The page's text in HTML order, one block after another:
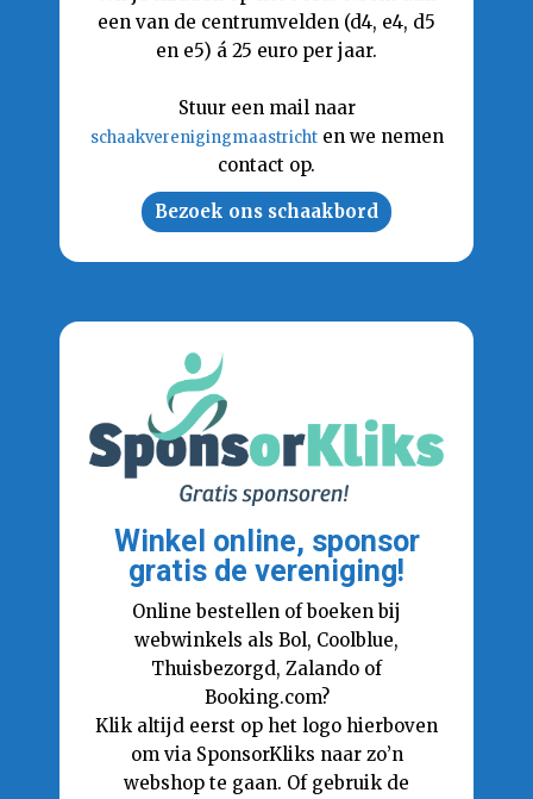
een van de centrumvelden (d4, e4, d5
en e5) á 25 euro per jaar.
Stuur een mail naar
schaakverenigingmaastrichten we nemen
contact op.
Bezoek ons schaakbord
Winkel online, sponsor
gratis de vereniging!
Online bestellen of boeken bij
webwinkels als Bol, Coolblue,
Thuisbezorgd, Zalando of
Booking.com?
Klik altijd eerst op het logo hierboven
om via SponsorKliks naar zo’n
webshop te gaan. Of gebruik de